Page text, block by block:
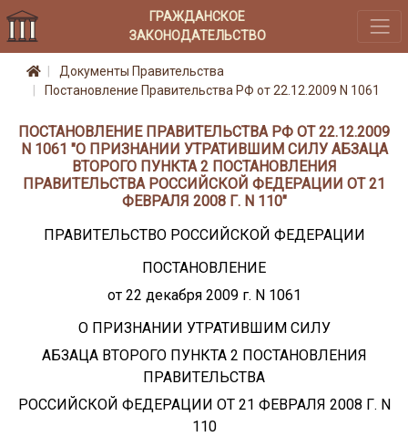
ГРАЖДАНСКОЕ
ЗАКОНОДАТЕЛЬСТВО
Документы Правительства
Постановление Правительства РФ от 22.12.2009 N 1061
ПОСТАНОВЛЕНИЕ ПРАВИТЕЛЬСТВА РФ ОТ 22.12.2009
N 1061 "О ПРИЗНАНИИ УТРАТИВШИМ СИЛУ АБЗАЦА
ВТОРОГО ПУНКТА 2 ПОСТАНОВЛЕНИЯ
ПРАВИТЕЛЬСТВА РОССИЙСКОЙ ФЕДЕРАЦИИ ОТ 21
ФЕВРАЛЯ 2008 Г. N 110"
ПРАВИТЕЛЬСТВО РОССИЙСКОЙ ФЕДЕРАЦИИ
ПОСТАНОВЛЕНИЕ
от 22 декабря 2009 г. N 1061
О ПРИЗНАНИИ УТРАТИВШИМ СИЛУ
АБЗАЦА ВТОРОГО ПУНКТА 2 ПОСТАНОВЛЕНИЯ
ПРАВИТЕЛЬСТВА
РОССИЙСКОЙ ФЕДЕРАЦИИ ОТ 21 ФЕВРАЛЯ 2008 Г. N
110